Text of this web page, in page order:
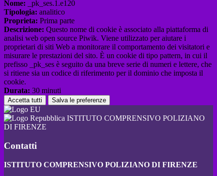
Nome: _pk_ses.1.e120
Tipologia: analitico
Proprieta: Prima parte
Descrizione: Questo nome di cookie è associato alla piattaforma di
analisi web open source Piwik. Viene utilizzato per aiutare i
proprietari di siti Web a monitorare il comportamento dei visitatori e
misurare le prestazioni del sito. È un cookie di tipo pattern, in cui il
prefisso _pk_ses è seguito da una breve serie di numeri e lettere, che
si ritiene sia un codice di riferimento per il dominio che imposta il
cookie.
Durata: 30 minuti
Accetta tutti Salva le preferenze
ISTITUTO COMPRENSIVO POLIZIANO
DI FIRENZE
Contatti
ISTITUTO COMPRENSIVO POLIZIANO DI FIRENZE